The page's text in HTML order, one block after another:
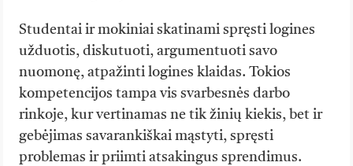
Studentai ir mokiniai skatinami spręsti logines
užduotis, diskutuoti, argumentuoti savo
nuomonę, atpažinti logines klaidas. Tokios
kompetencijos tampa vis svarbesnės darbo
rinkoje, kur vertinamas ne tik žinių kiekis, bet ir
gebėjimas savarankiškai mąstyti, spręsti
problemas ir priimti atsakingus sprendimus.